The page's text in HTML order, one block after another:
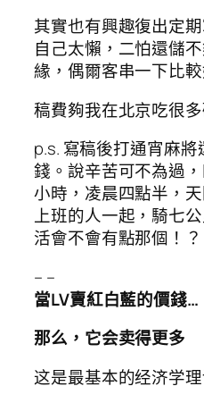
其實也有興趣復出定
自己太懶，二怕還儲
緣，偶爾客串一下比較
稿費夠我在北京吃很多
p.s. 寫稿後打通宵麻
錢。說辛苦可不為過
小時，凌晨四點半，
上班的人一起，騎七
活會不會有點那個！？
– –
當LV賣紅白藍的價錢…
那么，它会卖得更多
这是最基本的经济学